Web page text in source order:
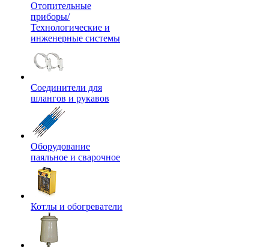
Отопительные
приборы/
Технологические и
инженерные системы
Соединители для
шлангов и рукавов
Оборудование
паяльное и сварочное
Котлы и обогреватели